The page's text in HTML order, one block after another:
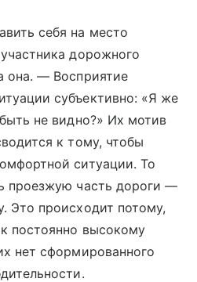
себя на место
дорожного
она. — Восприятие
субъективно: «Я же
не видно?» Их мотив
к тому, чтобы
ситуации. То
проезжую часть дороги —
Это происходит потому,
постоянно высокому
нет сформированного